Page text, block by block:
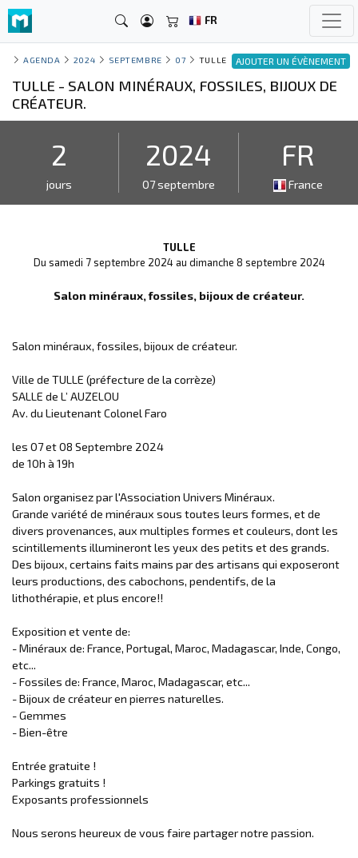
FR
AJOUTER UN ÉVÈNEMENT
AGENDA 2024 SEPTEMBRE 07 TULLE
TULLE - SALON MINÉRAUX, FOSSILES, BIJOUX DE
CRÉATEUR.
2
jours
2024
07 septembre
FR
France
TULLE
Du samedi 7 septembre 2024 au dimanche 8 septembre 2024
Salon minéraux, fossiles, bijoux de créateur.
Salon minéraux, fossiles, bijoux de créateur.
Ville de TULLE (préfecture de la corrèze)
SALLE de L’ AUZELOU
Av. du Lieutenant Colonel Faro
les 07 et 08 Septembre 2024
de 10h à 19h
Salon organisez par l'Association Univers Minéraux.
Grande variété de minéraux sous toutes leurs formes, et de
divers provenances, aux multiples formes et couleurs, dont les
scintillements illumineront les yeux des petits et des grands.
Des bijoux, certains faits mains par des artisans qui exposeront
leurs productions, des cabochons, pendentifs, de la
lithothérapie, et plus encore!!
Exposition et vente de:
- Minéraux de: France, Portugal, Maroc, Madagascar, Inde, Congo,
etc...
- Fossiles de: France, Maroc, Madagascar, etc...
- Bijoux de créateur en pierres naturelles.
- Gemmes
- Bien-être
Entrée gratuite !
Parkings gratuits !
Exposants professionnels
Nous serons heureux de vous faire partager notre passion.